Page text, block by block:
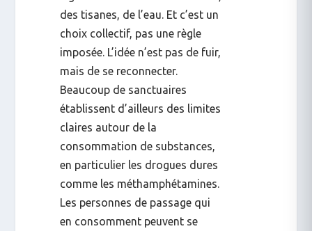
des tisanes, de l’eau. Et c’est un
choix collectif, pas une règle
imposée. L’idée n’est pas de fuir,
mais de se reconnecter.
Beaucoup de sanctuaires
établissent d’ailleurs des limites
claires autour de la
consommation de substances,
en particulier les drogues dures
comme les méthamphétamines.
Les personnes de passage qui
en consomment peuvent se